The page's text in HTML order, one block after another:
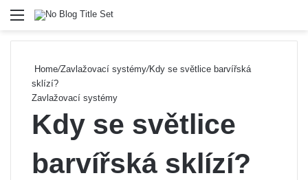
Menu
Home/Zavlažovací systémy/Kdy se světlice barvířská
sklízí?
Zavlažovací systémy
Kdy se světlice
barvířská sklízí?